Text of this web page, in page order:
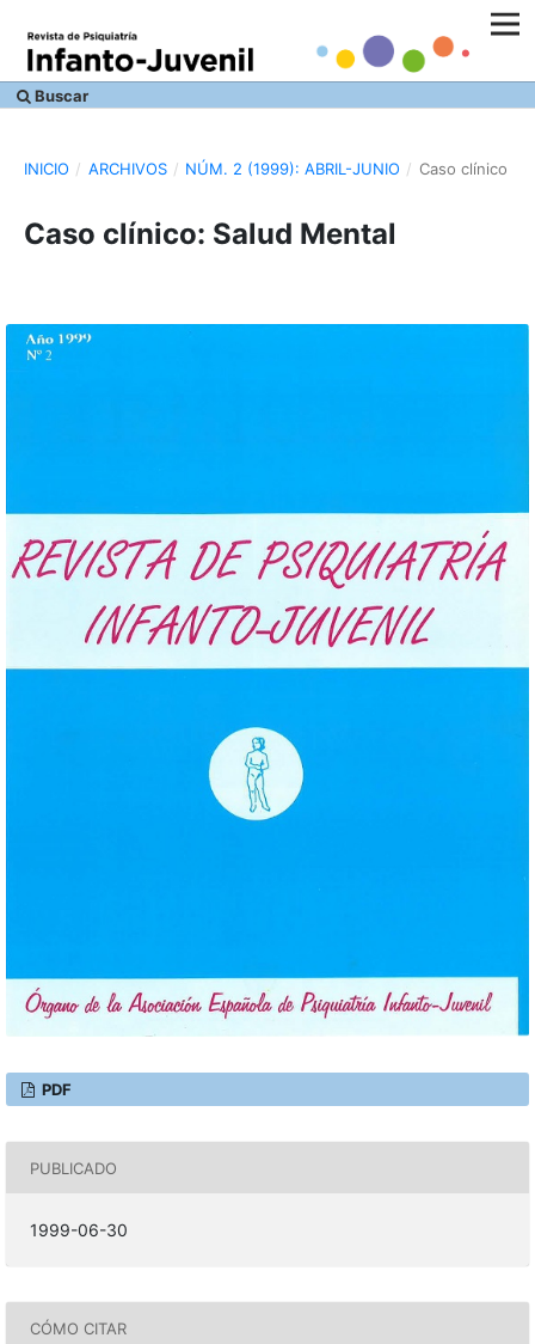
Buscar
INICIO / ARCHIVOS / NÚM. 2 (1999): ABRIL-JUNIO / Caso clínico
Caso clínico: Salud Mental
PDF
PUBLICADO
1999-06-30
CÓMO CITAR